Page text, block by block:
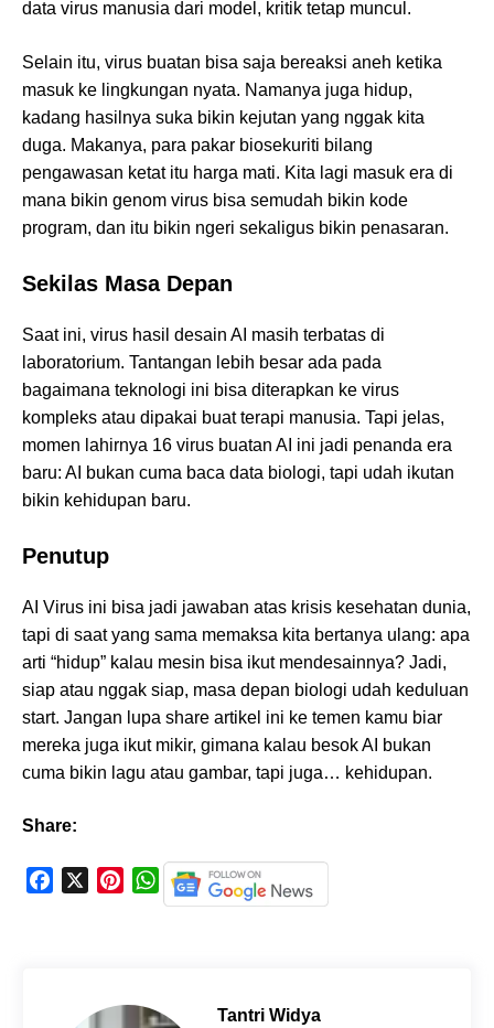
data virus manusia dari model, kritik tetap muncul.
Selain itu, virus buatan bisa saja bereaksi aneh ketika
masuk ke lingkungan nyata. Namanya juga hidup,
kadang hasilnya suka bikin kejutan yang nggak kita
duga. Makanya, para pakar biosekuriti bilang
pengawasan ketat itu harga mati. Kita lagi masuk era di
mana bikin genom virus bisa semudah bikin kode
program, dan itu bikin ngeri sekaligus bikin penasaran.
Sekilas Masa Depan
Saat ini, virus hasil desain AI masih terbatas di
laboratorium. Tantangan lebih besar ada pada
bagaimana teknologi ini bisa diterapkan ke virus
kompleks atau dipakai buat terapi manusia. Tapi jelas,
momen lahirnya 16 virus buatan AI ini jadi penanda era
baru: AI bukan cuma baca data biologi, tapi udah ikutan
bikin kehidupan baru.
Penutup
AI Virus ini bisa jadi jawaban atas krisis kesehatan dunia,
tapi di saat yang sama memaksa kita bertanya ulang: apa
arti “hidup” kalau mesin bisa ikut mendesainnya? Jadi,
siap atau nggak siap, masa depan biologi udah keduluan
start. Jangan lupa share artikel ini ke temen kamu biar
mereka juga ikut mikir, gimana kalau besok AI bukan
cuma bikin lagu atau gambar, tapi juga… kehidupan.
Share:
W
h
A
Tantri Widya